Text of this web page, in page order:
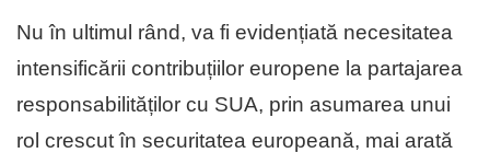
Nu în ultimul rând, va fi evidențiată necesitatea
intensificării contribuțiilor europene la partajarea
responsabilităților cu SUA, prin asumarea unui
rol crescut în securitatea europeană, mai arată